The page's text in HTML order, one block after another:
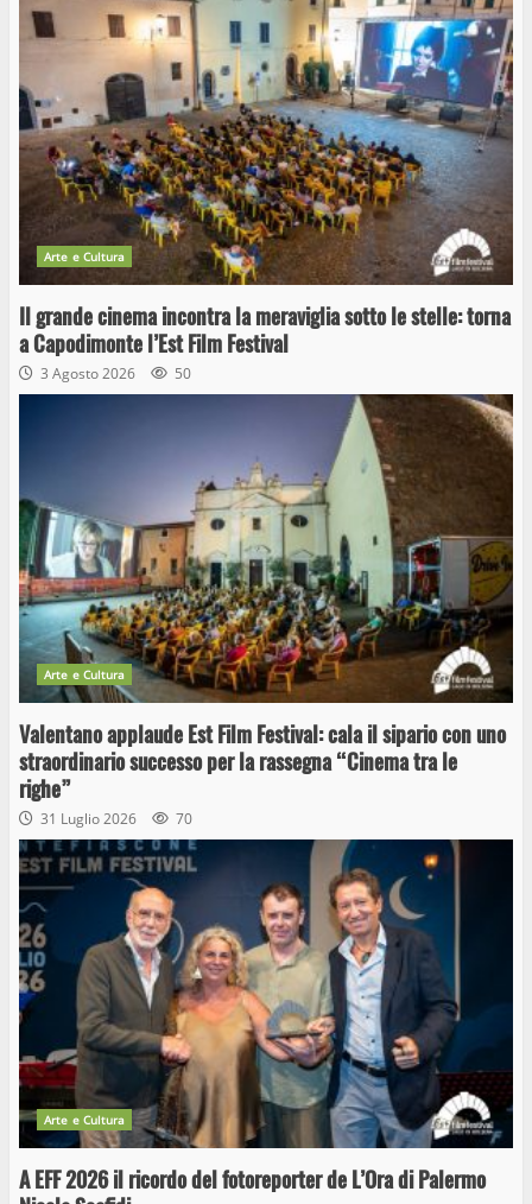
Arte e Cultura
Il grande cinema incontra la meraviglia sotto le stelle: torna
a Capodimonte l’Est Film Festival
3 Agosto 2026 50
Arte e Cultura
Valentano applaude Est Film Festival: cala il sipario con uno
straordinario successo per la rassegna “Cinema tra le
righe”
31 Luglio 2026 70
Arte e Cultura
A EFF 2026 il ricordo del fotoreporter de L’Ora di Palermo